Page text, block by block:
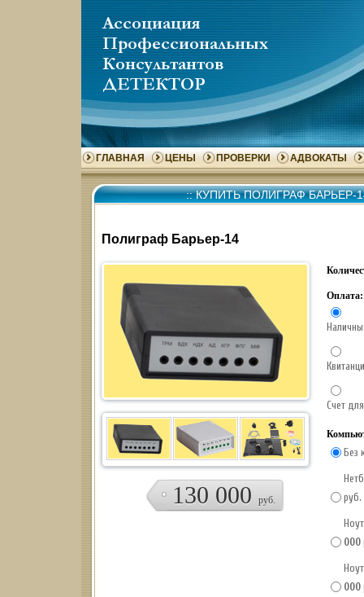
ГЛАВНАЯ ЦЕНЫ ПРОВЕРКИ АДВОКАТЫ
::КУПИТЬ ПОЛИГРАФ БАРЬЕР-
Полиграф Барьер-14
130 000 руб.
Оплата:
Счет
Без
руб.
000
000